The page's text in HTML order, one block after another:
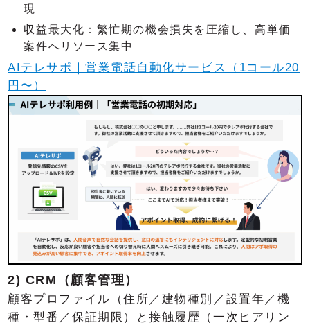
現
収益最大化：繁忙期の機会損失を圧縮し、高単価
案件へリソース集中
AIテレサポ｜営業電話自動化サービス（1コール20
円〜）
2) CRM（顧客管理）
顧客プロファイル（住所／建物種別／設置年／機
種・型番／保証期限）と接触履歴（一次ヒアリン